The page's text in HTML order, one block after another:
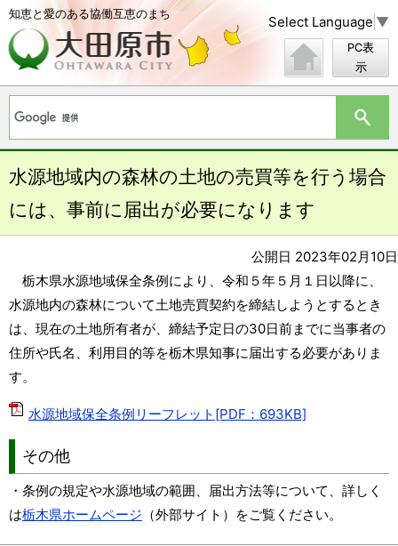
知恵と愛のある協働互恵のまち Select Language ▼
PC表
示
水源地域内の森林の土地の売買等を行う場合
には、事前に届出が必要になります
公開日 2023年02月10日
栃木県水源地域保全条例により、令和５年５月１日以降に、
水源地内の森林について土地売買契約を締結しようとするとき
は、現在の土地所有者が、締結予定日の30日前までに当事者の
住所や氏名、利用目的等を栃木県知事に届出する必要がありま
す。
水源地域保全条例リーフレット[PDF：693KB]
その他
・条例の規定や水源地域の範囲、届出方法等について、詳しく
は栃木県ホームページ （外部サイト）をご覧ください。